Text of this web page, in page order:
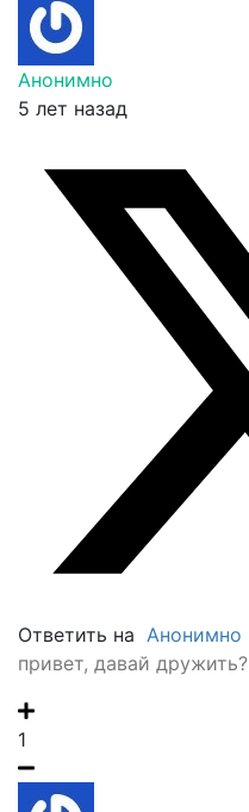
Анонимно
5 лет назад
Ответить на Анонимно
привет, давай дружить?
1